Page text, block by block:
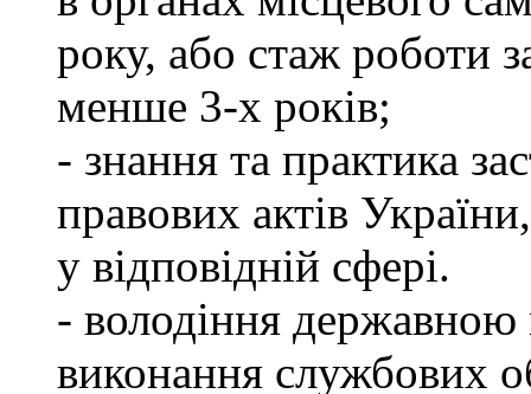
року, або стаж роботи
менше 3-х років;
- знання та практика
правових актів
у відповідній сфері.
- володіння державною
виконання службових